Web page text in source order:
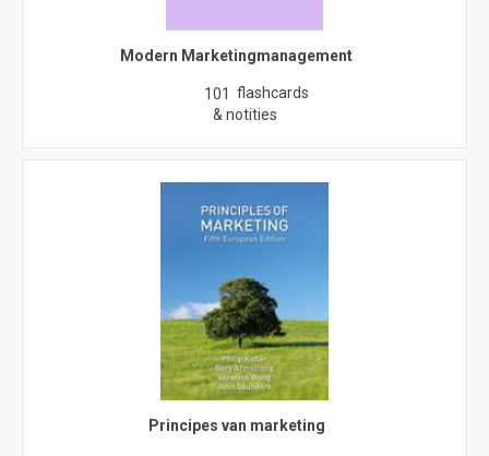
Modern Marketingmanagement
101 flashcards
& notities
Principes van marketing